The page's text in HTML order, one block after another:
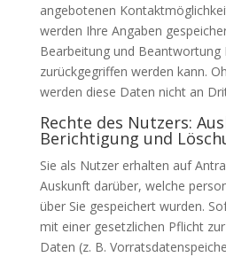
angebotenen
werden Ihre Angaben
Bearbeitung und Beantwortung
zurückgegriffen werden kann.
werden diese Daten nicht an
Rechte des Nutzers:
Berichtigung und
Sie als Nutzer erhalten auf
Auskunft darüber, welche
über Sie gespeichert wurden.
mit einer gesetzlichen Pflicht
Daten (z. B.